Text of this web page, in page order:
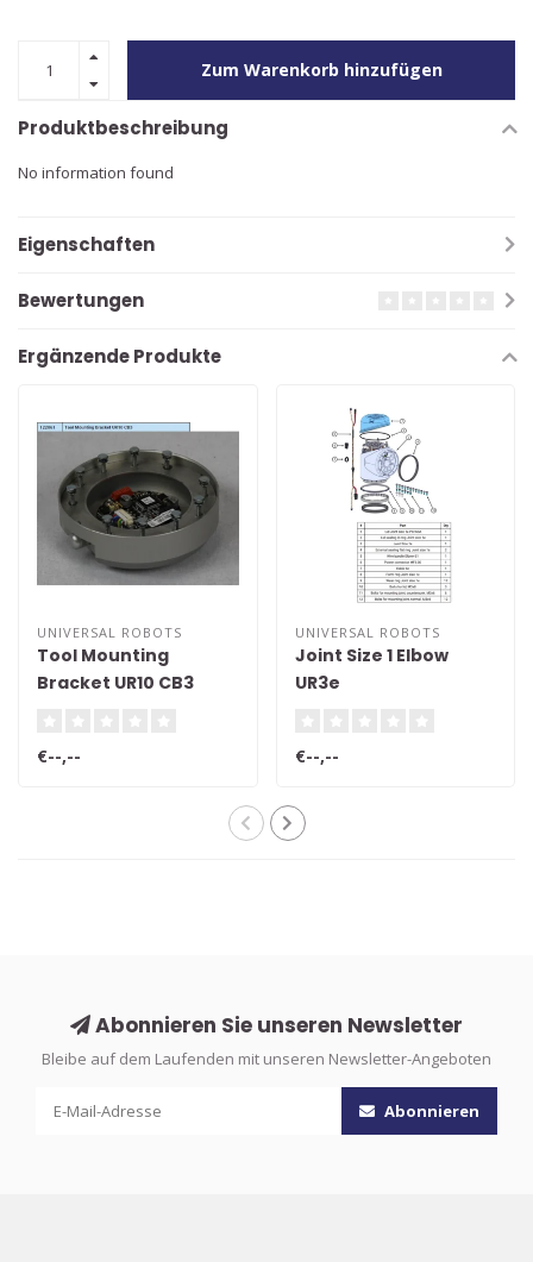
Zum Warenkorb hinzufügen
Produktbeschreibung
No information found
Eigenschaften
Bewertungen
Ergänzende Produkte
UNIVERSAL ROBOTS
Tool Mounting
Bracket UR10 CB3
€--,--
UNIVERSAL ROBOTS
Joint Size 1 Elbow
UR3e
€--,--
Abonnieren Sie unseren Newsletter
Bleibe auf dem Laufenden mit unseren Newsletter-Angeboten
Abonnieren